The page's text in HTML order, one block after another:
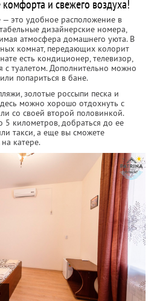
и свежего воздуха!
это удобное расположение в
дизайнерские номера,
атмосфера домашнего уюта. В
комнат, передающих колорит
есть кондиционер, телевизор,
с туалетом. Дополнительно можно
попариться в бане.
золотые россыпи песка и
можно хорошо отдохнуть с
со своей второй половинкой.
5 километров, добраться до ее
такси, а еще вы сможете
катере.